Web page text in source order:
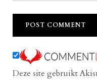
Deze site gebruikt